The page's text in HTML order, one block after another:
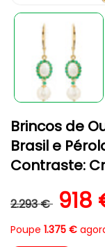
conteúdo
multimédia
Brincos de
Brasil e
Contraste:
Preço
2.293 € 918
Poupe 1.375 €